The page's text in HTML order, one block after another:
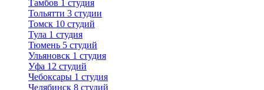
Тамбов 1 студия
Тольятти 3 студии
Томск 10 студий
Тула 1 студия
Тюмень 5 студий
Ульяновск 1 студия
Уфа 12 студий
Чебоксары 1 студия
Челябинск 8 студий